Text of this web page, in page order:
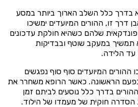
בדרך כלל השלב הארוך ביותר במסע
דרך זו, ההורים המיועדים ימשיכו
שלהם כשהיא חולקת עדכונים
תמשיך במעקב שוטף ובבדיקות
עד הלידה.
ההורים המיועדים סוף סוף נפגשים
בפעם הראשונה. כאשר הרופא משחרר את
בדרך כלל נוסעים לביתם זמן
הסדרה חוקית של מעמדו של הילוד.